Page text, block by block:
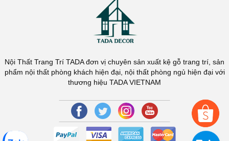
Nội Thất Trang Trí TADA đơn vị chuyên sản xuất kệ gỗ trang trí, sản
phẩm nội thất phòng khách hiện đại, nội thất phòng ngủ hiện đại với
thương hiệu TADA VIETNAM